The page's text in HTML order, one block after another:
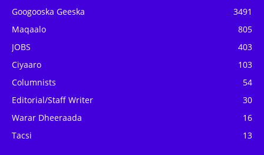
Googooska Geeska
3491
Maqaalo
805
JOBS
403
Ciyaaro
103
Columnists
54
Editorial/Staff Writer
30
Warar Dheeraada
16
Tacsi
13